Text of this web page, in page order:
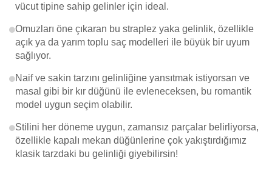
vücut tipine sahip gelinler için ideal.
Omuzları öne çıkaran bu straplez yaka gelinlik, özellikle
açık ya da yarım toplu saç modelleri ile büyük bir uyum
sağlıyor.
Naif ve sakin tarzını gelinliğine yansıtmak istiyorsan ve
masal gibi bir kır düğünü ile evleneceksen, bu romantik
model uygun seçim olabilir.
Stilini her döneme uygun, zamansız parçalar belirliyorsa,
özellikle kapalı mekan düğünlerine çok yakıştırdığımız
klasik tarzdaki bu gelinliği giyebilirsin!